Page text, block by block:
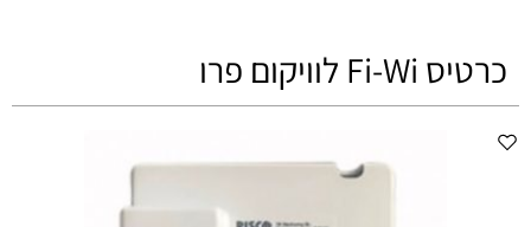
כרטיס Fi-Wi לוויקום פרו